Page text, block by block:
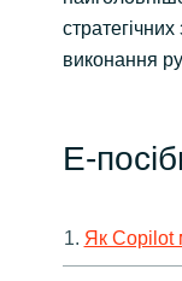
виконання
E-
1. Як Copilot